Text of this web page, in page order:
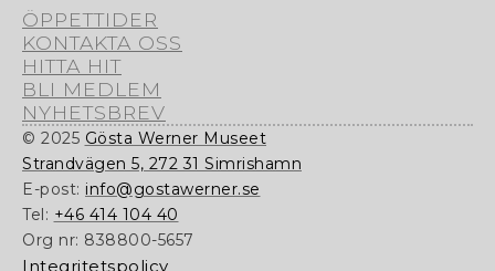
ÖPPETTIDER
KONTAKTA OSS
HITTA HIT
BLI MEDLEM
NYHETSBREV
© 2025 Gösta Werner Museet
Strandvägen 5, 272 31 Simrishamn
E-post: info@gostawerner.se
Tel: +46 414 104 40
Org nr: 838800-5657
Integritetspolicy